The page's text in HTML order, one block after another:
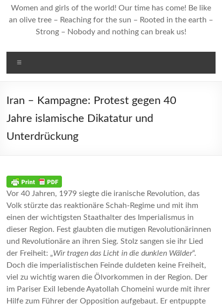
Women and girls of the world! Our time has come! Be like
an olive tree – Reaching for the sun – Rooted in the earth –
Strong – Nobody and nothing can break us!
Iran – Kampagne: Protest gegen 40
Jahre islamische Dikatatur und
Unterdrückung
Vor 40 Jahren, 1979 siegte die iranische Revolution, das
Volk stürzte das reaktionäre Schah-Regime und mit ihm
einen der wichtigsten Staathalter des Imperialismus in
dieser Region. Fest glaubten die mutigen Revolutionärinnen
und Revolutionäre an ihren Sieg. Stolz sangen sie ihr Lied
der Freiheit: „Wir tragen das Licht in die dunklen Wälder“.
Doch die imperialistischen Feinde duldeten keine Freiheit,
viel zu wichtig waren die Ölvorkommen in der Region. Der
im Pariser Exil lebende Ayatollah Chomeini wurde mit ihrer
Hilfe zum Führer der Opposition aufgebaut. Er entpuppte